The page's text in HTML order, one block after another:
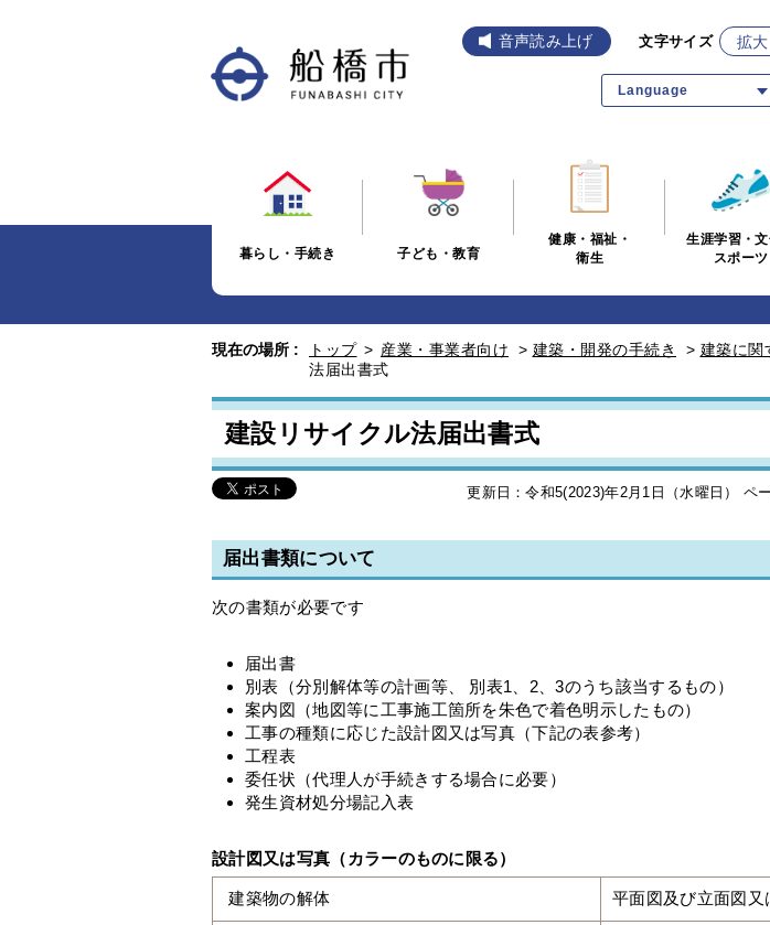
音声読み上げ 文字サイズ 拡大
Language
暮らし・手続き 子ども・教育
健康・福祉・
衛生
生涯学習・文
スポーツ
現在の場所 : トップ > 産業・事業者向け > 建築・開発の手続き > 建築に関
法届出書式
建設リサイクル法届出書式
更新日：令和5(2023)年2月1日（水曜日） ペ
届出書類について
次の書類が必要です
届出書
別表（分別解体等の計画等、 別表1、2、3のうち該当するもの）
案内図（地図等に工事施工箇所を朱色で着色明示したもの）
工事の種類に応じた設計図又は写真（下記の表参考）
工程表
委任状（代理人が手続きする場合に必要）
発生資材処分場記入表
設計図又は写真（カラーのものに限る）
建築物の解体 平面図及び立面図又